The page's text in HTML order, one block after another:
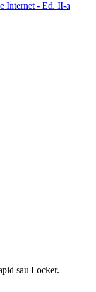
Internet - Ed. II-a
sau Locker.